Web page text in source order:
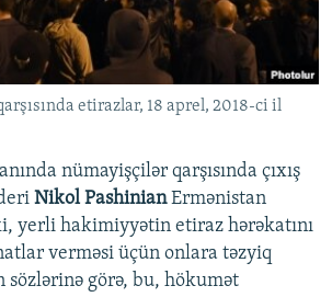
etirazlar, 18 aprel, 2018-ci il
nümayişçilər qarşısında çıxış
Nikol PashinianErmənistan
yerli hakimiyyətin etiraz hərəkatını
verməsi üçün onlara təzyiq
sözlərinə görə, bu, hökumət